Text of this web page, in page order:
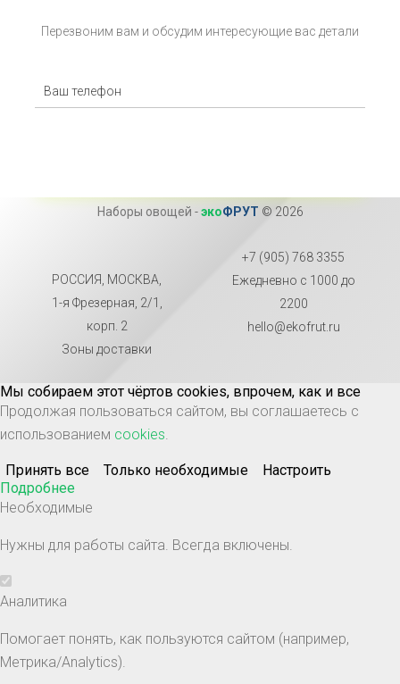
Перезвоним вам и обсудим интересующие вас детали
Наборы овощей -экоФРУТ © 2026
РОССИЯ, МОСКВА,
1-я Фрезерная, 2/1,
корп. 2
Зоны доставки
+7 (905) 768 3355
Ежедневно с 1000 до
2200
hello@ekofrut.ru
Мы собираем этот чёртов cookies, впрочем, как и все
Продолжая пользоваться сайтом, вы соглашаетесь с
использованием cookies.
Принять все Только необходимые
Настроить
Подробнее
Необходимые
Нужны для работы сайта. Всегда включены.
Аналитика
Помогает понять, как пользуются сайтом (например,
Метрика/Analytics).